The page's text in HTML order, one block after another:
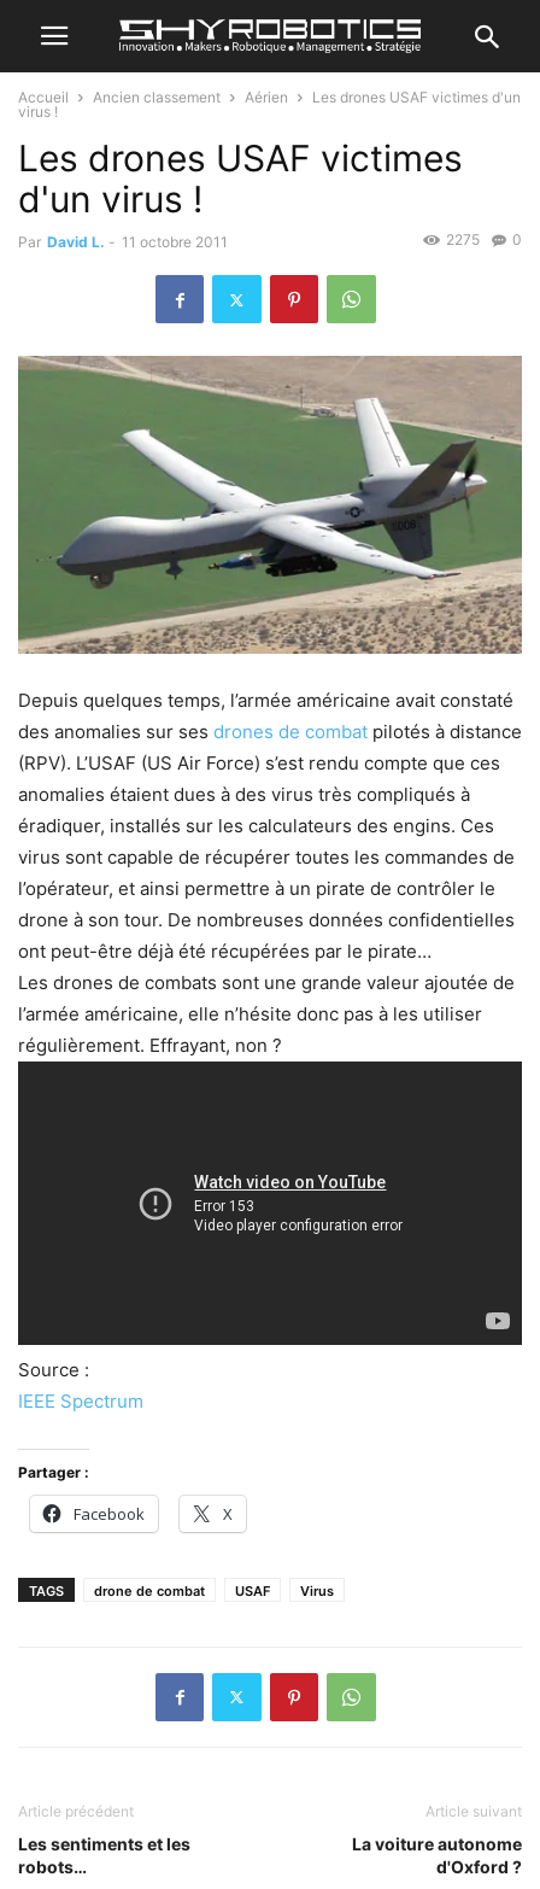
Accueil Ancien classement Aérien
Les drones USAF victimes d'un
virus !
Les drones USAF victimes
d'un virus !
Par David L. - 11 octobre 2011 0
2275
Depuis quelques temps, l’armée américaine avait constaté
des anomalies sur ses drones de combat pilotés à distance
(RPV). L’USAF (US Air Force) s’est rendu compte que ces
anomalies étaient dues à des virus très compliqués à
éradiquer, installés sur les calculateurs des engins. Ces
virus sont capable de récupérer toutes les commandes de
l’opérateur, et ainsi permettre à un pirate de contrôler le
drone à son tour. De nombreuses données confidentielles
ont peut-être déjà été récupérées par le pirate…
Les drones de combats sont une grande valeur ajoutée de
l’armée américaine, elle n’hésite donc pas à les utiliser
régulièrement. Effrayant, non ?
Source :
IEEE Spectrum
Partager :
Facebook X
TAGS drone de combat USAF Virus
Article précédent
Les sentiments et les
robots…
Article suivant
La voiture autonome
d'Oxford ?